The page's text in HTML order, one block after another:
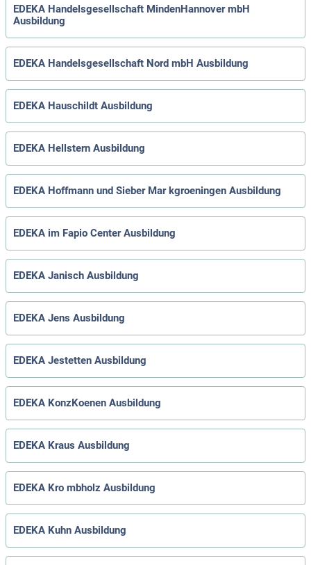
EDEKA Handelsgesellschaft MindenHannover mbH
Ausbildung
EDEKA Handelsgesellschaft Nord mbH Ausbildung
EDEKA Hauschildt Ausbildung
EDEKA Hellstern Ausbildung
EDEKA Hoffmann und Sieber Mar kgroeningen Ausbildung
EDEKA im Fapio Center Ausbildung
EDEKA Janisch Ausbildung
EDEKA Jens Ausbildung
EDEKA Jestetten Ausbildung
EDEKA KonzKoenen Ausbildung
EDEKA Kraus Ausbildung
EDEKA Kro mbholz Ausbildung
EDEKA Kuhn Ausbildung